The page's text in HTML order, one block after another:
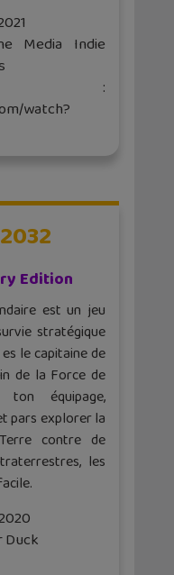
Media Indie
:
watch?
Edition
est un jeu
stratégique
le capitaine de
de la Force de
ton équipage,
pars explorer la
contre de
les
Duck